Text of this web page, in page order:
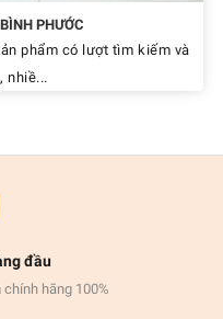
PHƯỚC
phẩm có lượt tìm kiếm và
nhiề...
đầu
hãng 100%